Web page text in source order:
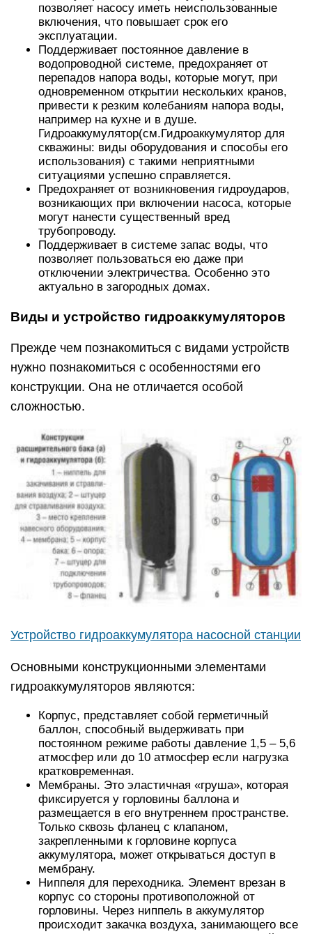
позволяет насосу иметь неиспользованные
включения, что повышает срок его
эксплуатации.
Поддерживает постоянное давление в
водопроводной системе, предохраняет от
перепадов напора воды, которые могут, при
одновременном открытии нескольких кранов,
привести к резким колебаниям напора воды,
например на кухне и в душе.
Гидроаккумулятор(см.Гидроаккумулятор для
скважины: виды оборудования и способы его
использования) с такими неприятными
ситуациями успешно справляется.
Предохраняет от возникновения гидроударов,
возникающих при включении насоса, которые
могут нанести существенный вред
трубопроводу.
Поддерживает в системе запас воды, что
позволяет пользоваться ею даже при
отключении электричества. Особенно это
актуально в загородных домах.
Виды и устройство гидроаккумуляторов
Прежде чем познакомиться с видами устройств
нужно познакомиться с особенностями его
конструкции. Она не отличается особой
сложностью.
Устройство гидроаккумулятора насосной станции
Основными конструкционными элементами
гидроаккумуляторов являются:
Корпус, представляет собой герметичный
баллон, способный выдерживать при
постоянном режиме работы давление 1,5 – 5,6
атмосфер или до 10 атмосфер если нагрузка
кратковременная.
Мембраны. Это эластичная «груша», которая
фиксируется у горловины баллона и
размещается в его внутреннем пространстве.
Только сквозь фланец с клапаном,
закрепленными к горловине корпуса
аккумулятора, может открываться доступ в
мембрану.
Ниппеля для переходника. Элемент врезан в
корпус со стороны противоположной от
горловины. Через ниппель в аккумулятор
происходит закачка воздуха, занимающего все